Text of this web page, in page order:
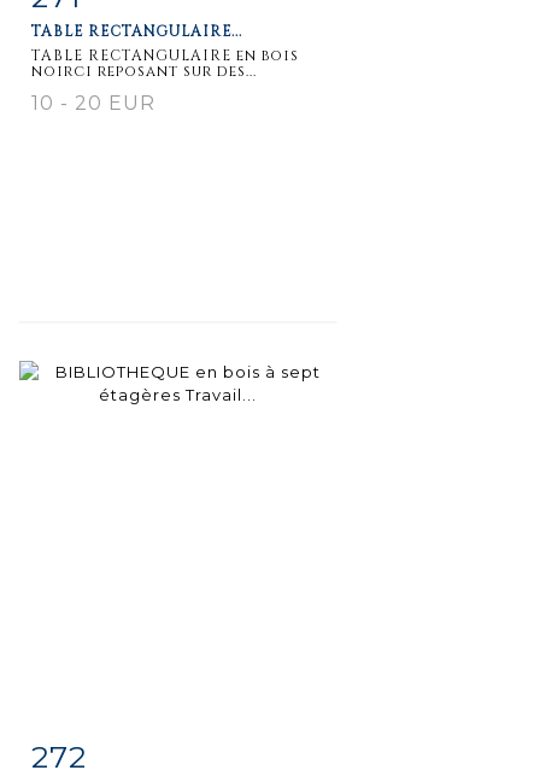
TABLE RECTANGULAIRE...
TABLE RECTANGULAIRE en bois
noirci reposant sur des...
10 - 20 EUR
Item detail
272